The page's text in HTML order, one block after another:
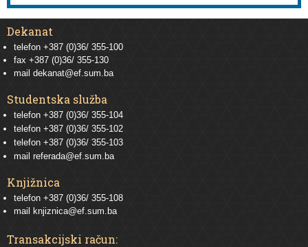
Dekanat
telefon +387 (0)36/ 355-100
fax +387 (0)36/ 355-130
mail dekanat@ef.sum.ba
Studentska služba
telefon +387 (0)36/ 355-104
telefon +387 (0)36/ 355-102
telefon +387 (0)36/ 355-103
mail referada@ef.sum.ba
Knjižnica
telefon +387 (0)36/ 355-108
mail
knjiznica@ef.sum.ba
Transakcijski račun: